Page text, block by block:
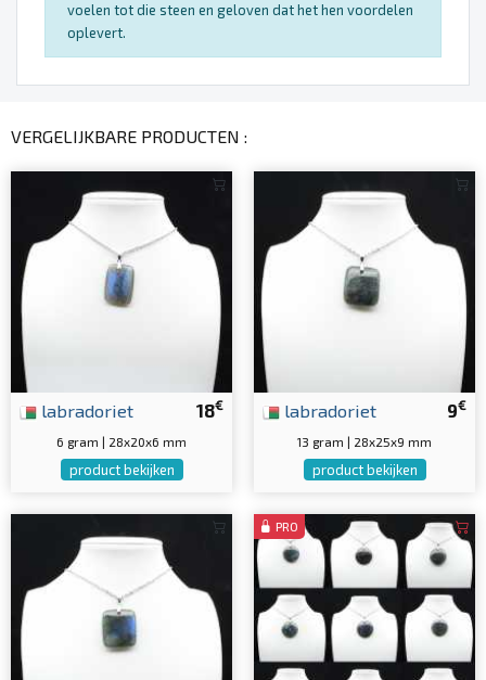
voelen tot die steen en geloven dat het hen voordelen
oplevert.
VERGELIJKBARE PRODUCTEN :
18€
labradoriet
6 gram | 28x20x6 mm
product bekijken
9€
labradoriet
13 gram | 28x25x9 mm
product bekijken
PRO